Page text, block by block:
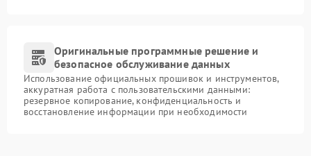
Оригинальные программные решение и
безопасное обслуживание данных
Использование официальных прошивок и инструментов,
аккуратная работа с пользовательскими данными:
резервное копирование, конфиденциальность и
восстановление информации при необходимости